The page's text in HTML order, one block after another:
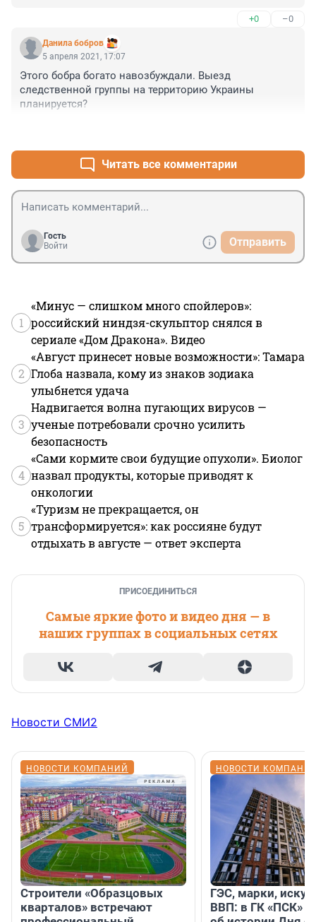
+0 –0
Данила бобров
5 апреля 2021, 17:07
Этого бобра богато навозбуждали. Выезд
следственной группы на территорию Украины
планируется?
Читать все комментарии
Гость
Войти
Отправить
1
«Минус — слишком много спойлеров»:
российский ниндзя-скульптор снялся в
сериале «Дом Дракона». Видео
2
«Август принесет новые возможности»: Тамара
Глоба назвала, кому из знаков зодиака
улыбнется удача
3
Надвигается волна пугающих вирусов —
ученые потребовали срочно усилить
безопасность
4
«Сами кормите свои будущие опухоли». Биолог
назвал продукты, которые приводят к
онкологии
5
«Туризм не прекращается, он
трансформируется»: как россияне будут
отдыхать в августе — ответ эксперта
ПРИСОЕДИНИТЬСЯ
Самые яркие фото и видео дня — в
наших группах в социальных сетях
Новости СМИ2
НОВОСТИ КОМПАНИЙ
Строители «Образцовых
кварталов» встречают
НОВОСТИ
ГЭС, марки,
ВВП: в ГК «ПСК»